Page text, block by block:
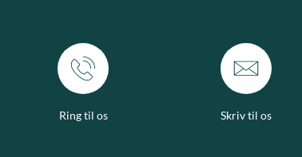
Ring til os Skriv til os